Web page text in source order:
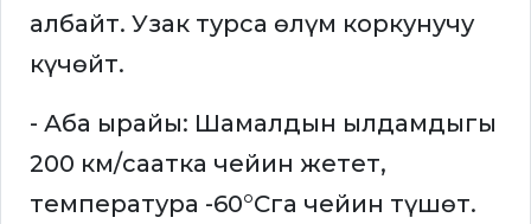
албайт. Узак турса өлүм коркунучу
күчөйт.
- Аба ырайы: Шамалдын ылдамдыгы
200 км/саатка чейин жетет,
температура -60°Cга чейин түшөт.